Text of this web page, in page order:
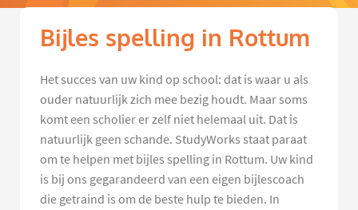
Bijles spelling in Rottum
Het succes van uw kind op school: dat is waar u als
ouder natuurlijk zich mee bezig houdt. Maar soms
komt een scholier er zelf niet helemaal uit. Dat is
natuurlijk geen schande. StudyWorks staat paraat
om te helpen met bijles spelling in Rottum. Uw kind
is bij ons gegarandeerd van een eigen bijlescoach
die getraind is om de beste hulp te bieden. In